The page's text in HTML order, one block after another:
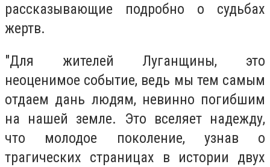
рассказывающие подробно о судьбах
жертв.
"Для жителей Луганщины, это
неоценимое событие, ведь мы тем самым
отдаем дань людям, невинно погибшим
на нашей земле. Это вселяет надежду,
что молодое поколение, узнав о
трагических страницах в истории двух